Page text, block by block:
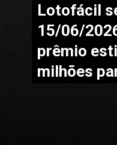
Lotofácil
15/06/
prêmio
milhões
Lotofácil
15/06/
prêmio
milhões